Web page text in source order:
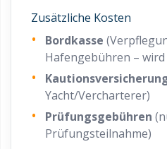
Zusätzliche Kosten
Bordkasse
Hafengebühren –
Yacht/Vercharterer)
Prüfungsgebühren
Prüfungsteilnahme)